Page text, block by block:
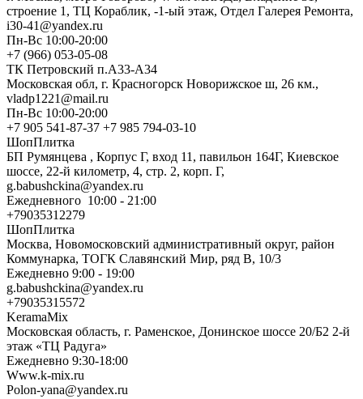
строение 1, ТЦ Кораблик, -1-ый этаж, Отдел Галерея Ремонта,
i30-41@yandex.ru
Пн-Вс 10:00-20:00
+7 (966) 053-05-08
ТК Петровский п.А33-А34
Московская обл, г. Красногорск Новорижское ш, 26 км.,
vladp1221@mail.ru
Пн-Вс 10:00-20:00
+7 905 541-87-37 +7 985 794-03-10
ШопПлитка
БП Румянцева , Корпус Г, вход 11, павильон 164Г, Киевское
шоссе, 22-й километр, 4, стр. 2, корп. Г,
g.babushckina@yandex.ru
Ежедневного 10:00 - 21:00
+79035312279
ШопПлитка
Москва, Новомосковский административный округ, район
Коммунарка, ТОГК Славянский Мир, ряд В, 10/3
Ежедневно 9:00 - 19:00
g.babushckina@yandex.ru
+79035315572
KeramaMix
Московская область, г. Раменское, Донинское шоссе 20/Б2 2-й
этаж «ТЦ Радуга»
Ежедневно 9:30-18:00
Www.k-mix.ru
Polon-yana@yandex.ru